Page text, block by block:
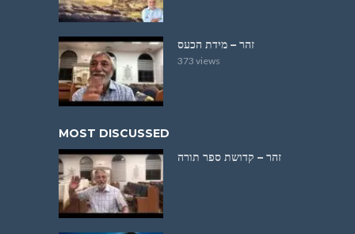
זהר – מידת הכעס
373 views
MOST DISCUSSED
זהר – קדושת ספר תורה